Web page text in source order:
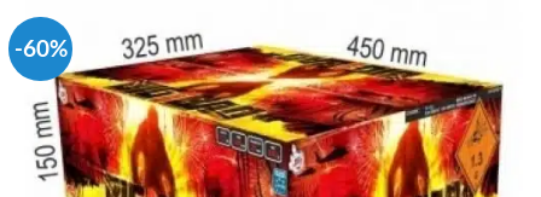
-60%